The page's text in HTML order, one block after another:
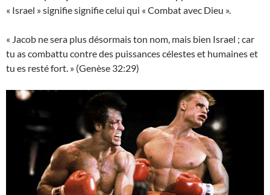
« Israel » signifie signifie celui qui « Combat avec Dieu ».
« Jacob ne sera plus désormais ton nom, mais bien Israel ; car
tu as combattu contre des puissances célestes et humaines et
tu es resté fort. » (Genèse 32:29)